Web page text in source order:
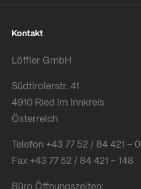
Kontakt
Löffler GmbH
Südtirolerstr. 41
4910 Ried im Innkreis
Österreich
Telefon +43 77 52 / 84 421 – 0
Fax +43 77 52 / 84 421 – 148
Büro Öffnungszeiten: